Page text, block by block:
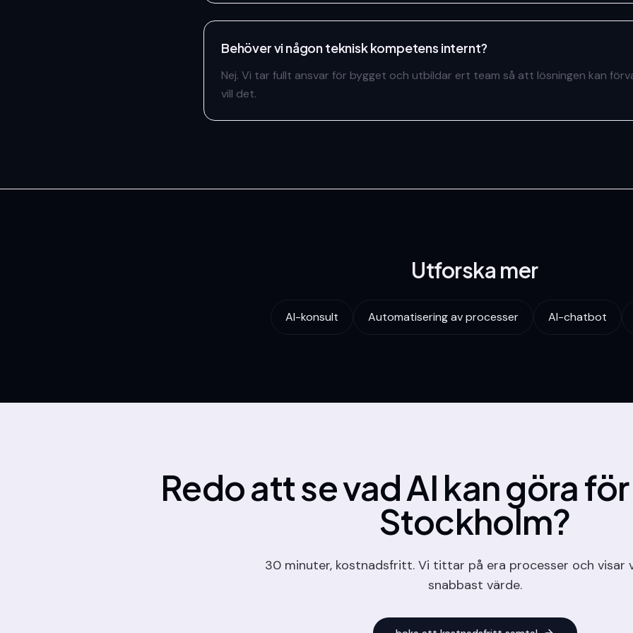
Behöver vi någon teknisk kompetens internt?
Nej. Vi tar fullt ansvar för bygget och utbildar ert team så att lösningen kan
vill det.
Utforska mer
AI-konsult Automatisering av processer AI-chatbot
Redo att se vad AI kan göra
Stockholm?
30 minuter, kostnadsfritt. Vi tittar på era processer och visar
snabbast värde.